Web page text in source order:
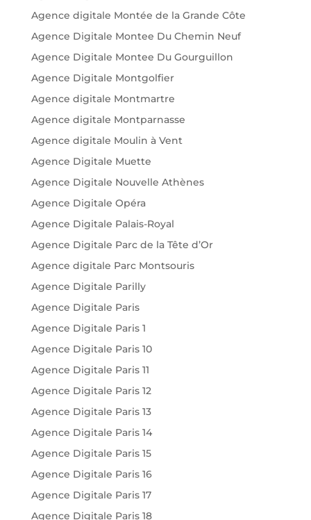
Agence digitale Montée de la Grande Côte
Agence Digitale Montee Du Chemin Neuf
Agence Digitale Montee Du Gourguillon
Agence Digitale Montgolfier
Agence digitale Montmartre
Agence digitale Montparnasse
Agence digitale Moulin à Vent
Agence Digitale Muette
Agence Digitale Nouvelle Athènes
Agence Digitale Opéra
Agence Digitale Palais-Royal
Agence Digitale Parc de la Tête d’Or
Agence digitale Parc Montsouris
Agence Digitale Parilly
Agence Digitale Paris
Agence Digitale Paris 1
Agence Digitale Paris 10
Agence Digitale Paris 11
Agence Digitale Paris 12
Agence Digitale Paris 13
Agence Digitale Paris 14
Agence Digitale Paris 15
Agence Digitale Paris 16
Agence Digitale Paris 17
Agence Digitale Paris 18